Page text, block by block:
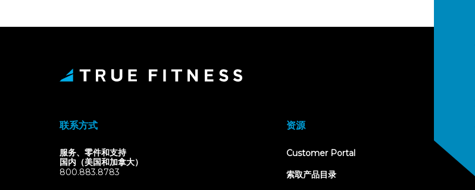
联系方式
服务、零件和支持
国内（美国和加拿大）
800.883.8783
资源
Customer Portal(opens
索取产品目录